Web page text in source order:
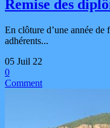
Remise des
En clôture d’une année
adhérents...
05 Juil 22
0
Comment